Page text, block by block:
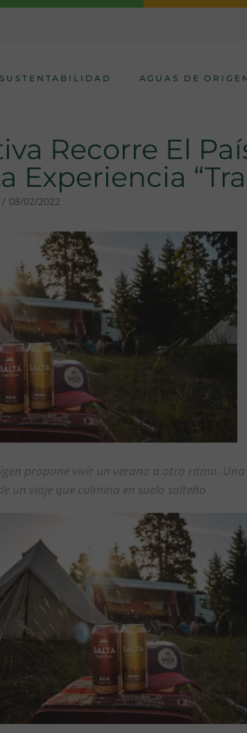
SUSTENTABILIDAD AGUAS DE
Recorre El
Experiencia
08/02/2022
propone vivir un verano a otro ritmo.
un viaje que culmina en suelo salteño